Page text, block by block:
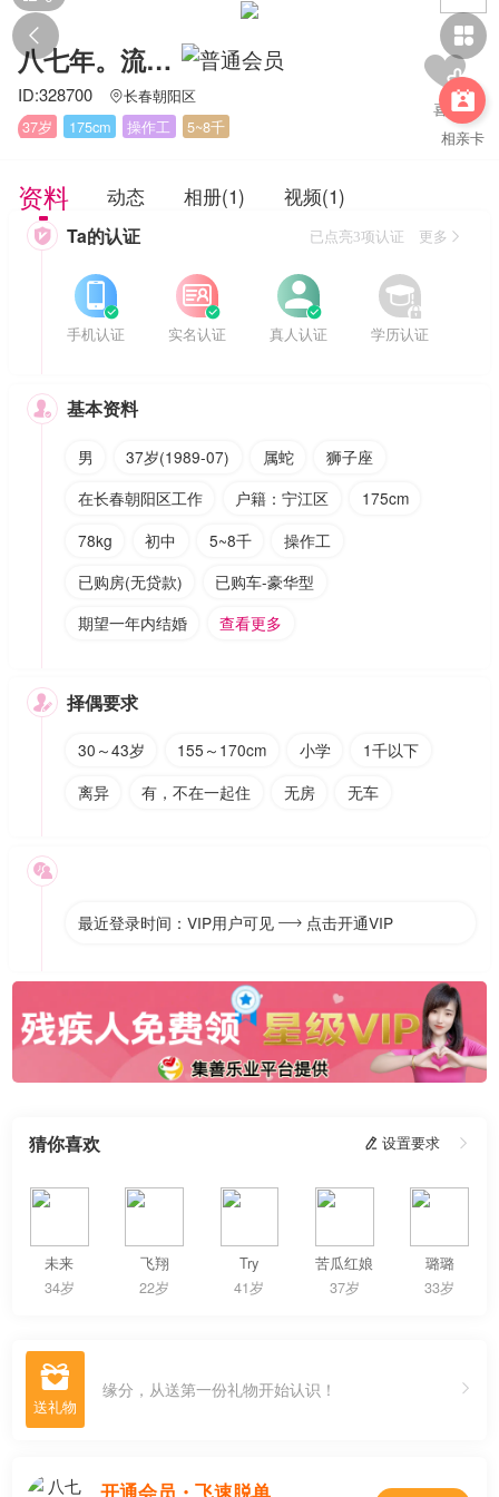
 

相亲卡
八七年。流氓兔
ID:328700 长春朝阳区
37岁
175cm 操作工 5~8千
资料 动态 相册(1) 视频(1)
 Ta的认证 已点亮3项认证 更多


手机认证


实名认证


真人认证


学历认证
 基本资料
男 37岁(1989-07) 属蛇
狮子座
在长春朝阳区工作
户籍：宁江区
175cm
78kg
初中 5~8千
操作工
已购房(无贷款)
已购车-豪华型
期望一年内结婚
查看更多
 择偶要求
30～43岁 155～170cm 小学
1千以下
离异
有，不在一起住 无房 无车

最近登录时间：VIP用户可见  点击开通VIP
猜你喜欢  设置要求 
未来
34岁
飞翔
22岁
Try
41岁
苦瓜红娘
37岁
璐璐
33岁
 缘分，从送第一份礼物开始认识！